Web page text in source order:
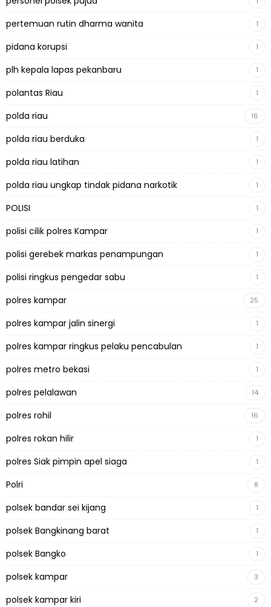
pertemuan rutin dharma wanita 1
pidana korupsi 1
plh kepala lapas pekanbaru 1
polantas Riau 1
polda riau 16
polda riau berduka 1
polda riau latihan 1
polda riau ungkap tindak pidana narkotik 1
POLISI 1
polisi cilik polres Kampar 1
polisi gerebek markas penampungan 1
polisi ringkus pengedar sabu 1
polres kampar 25
polres kampar jalin sinergi 1
polres kampar ringkus pelaku pencabulan 1
polres metro bekasi 1
polres pelalawan 14
polres rohil 16
polres rokan hilir 1
polres Siak pimpin apel siaga 1
Polri 8
polsek bandar sei kijang 1
polsek Bangkinang barat 1
polsek Bangko 1
polsek kampar 3
polsek kampar kiri 2